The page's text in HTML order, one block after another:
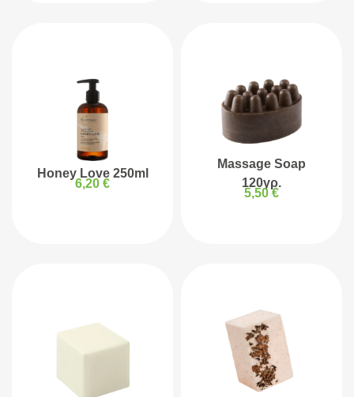
Honey Love 250ml
6,20 €
Massage Soap
120γρ.
5,50€